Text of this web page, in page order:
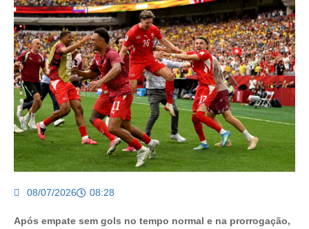
08/07/2026 08:28
Após empate sem gols no tempo normal e na prorrogação,